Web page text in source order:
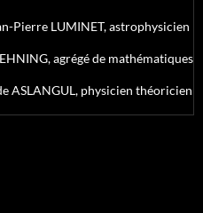
Pierre LUMINET, astrophysicien
agrégé de mathématiques
ASLANGUL, physicien théoricien